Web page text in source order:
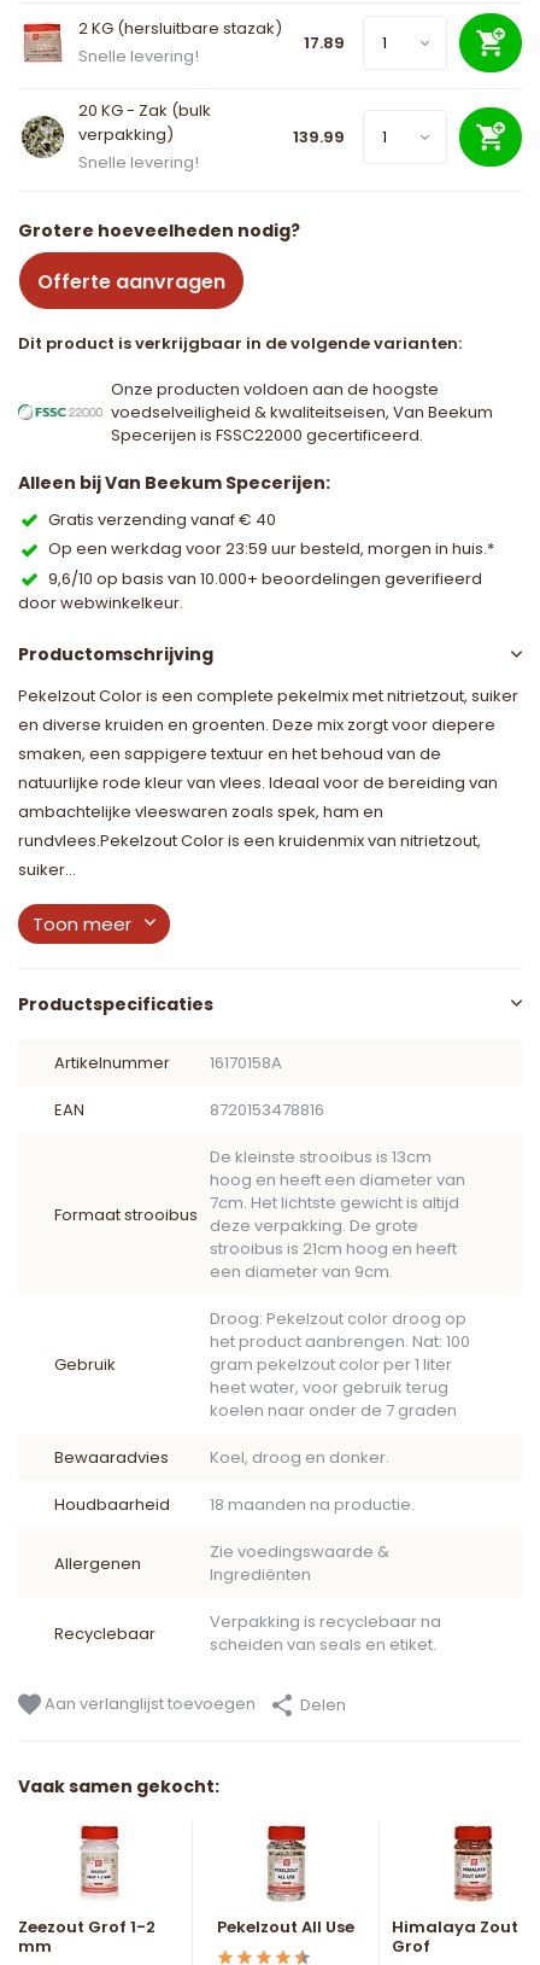
2 KG (hersluitbare stazak)
Snelle levering!
17.89
20 KG - Zak (bulk
verpakking)
Snelle levering!
139.99
Grotere hoeveelheden nodig?
Offerte aanvragen
Dit product is verkrijgbaar in de volgende varianten:
Onze producten voldoen aan de hoogste
voedselveiligheid & kwaliteitseisen, Van Beekum
Specerijen is FSSC22000 gecertificeerd.
Alleen bij Van Beekum Specerijen:
Gratis verzending vanaf € 40
Op een werkdag voor 23:59 uur besteld, morgen in huis.*
9,6/10 op basis van 10.000+ beoordelingen geverifieerd
door webwinkelkeur.
Productomschrijving
Pekelzout Color is een complete pekelmix met nitrietzout, suiker
en diverse kruiden en groenten. Deze mix zorgt voor diepere
smaken, een sappigere textuur en het behoud van de
natuurlijke rode kleur van vlees. Ideaal voor de bereiding van
ambachtelijke vleeswaren zoals spek, ham en
rundvlees.Pekelzout Color is een kruidenmix van nitrietzout,
suiker...
Toon meer
Productspecificaties
Artikelnummer 16170158A
EAN 8720153478816
Formaat strooibus
De kleinste strooibus is 13cm
hoog en heeft een diameter van
7cm. Het lichtste gewicht is altijd
deze verpakking. De grote
strooibus is 21cm hoog en heeft
een diameter van 9cm.
Gebruik
Droog: Pekelzout color droog op
het product aanbrengen. Nat: 100
gram pekelzout color per 1 liter
heet water, voor gebruik terug
koelen naar onder de 7 graden
Bewaaradvies Koel, droog en donker.
Houdbaarheid 18 maanden na productie.
Allergenen
Zie voedingswaarde &
Ingrediënten
Recyclebaar
Verpakking is recyclebaar na
scheiden van seals en etiket.
Aan verlanglijst toevoegen Delen
Vaak samen gekocht:
Zeezout Grof 1-2
mm
Pekelzout All Use
Himalaya Zout
Grof